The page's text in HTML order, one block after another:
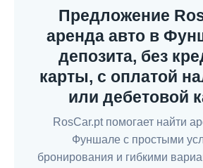
Предложение
аренда авто в
депозита, без
карты, с оплатой
или дебетовой
RosCar.pt помогает найти
Фуншале с простыми
бронирования и гибкими